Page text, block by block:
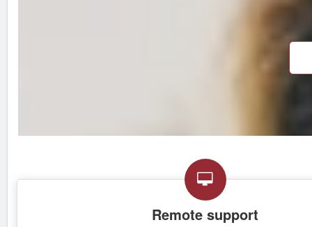
Remote support